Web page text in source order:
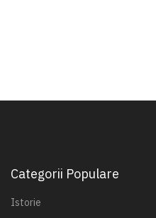
Categorii Populare
Istorie